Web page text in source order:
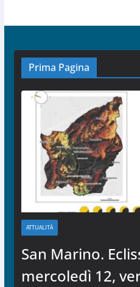
Prima Pagina
ATTUALITÀ
San Marino.
mercoledì 12,